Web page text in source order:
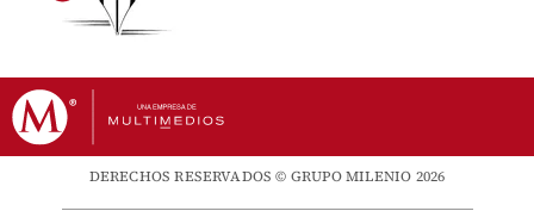
DERECHOS RESERVADOS © GRUPO MILENIO 2026